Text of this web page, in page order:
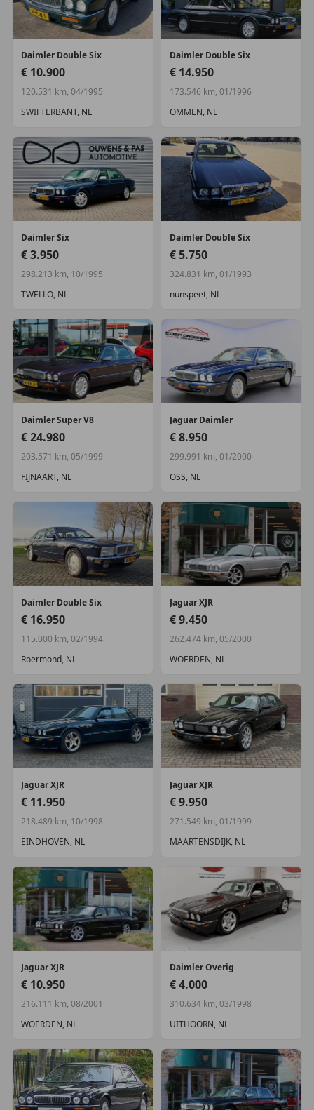
Veiligheid
Overig
veersysteem actief
Daimler Double Six
€ 10.900
120.531 km, 04/1995
SWIFTERBANT, NL
Daimler Double Six
€ 14.950
173.546 km, 01/1996
OMMEN, NL
Daimler Six
€ 3.950
298.213 km, 10/1995
TWELLO, NL
Daimler Double Six
€ 5.750
324.831 km, 01/1993
nunspeet, NL
Daimler Super V8
€ 24.980
203.571 km, 05/1999
FIJNAART, NL
Jaguar Daimler
€ 8.950
299.991 km, 01/2000
OSS, NL
Daimler Double Six
€ 16.950
115.000 km, 02/1994
Roermond, NL
JaguarXJR
€ 9.450
262.474 km, 05/2000
WOERDEN, NL
Jaguar XJR
€ 11.950
218.489 km, 10/1998
EINDHOVEN, NL
JaguarXJR
€ 9.950
271.549 km, 01/1999
MAARTENSDIJK, NL
Jaguar XJR
€ 10.950
216.111 km, 08/2001
WOERDEN, NL
DaimlerOverig
€ 4.000
310.634 km, 03/1998
UITHOORN, NL